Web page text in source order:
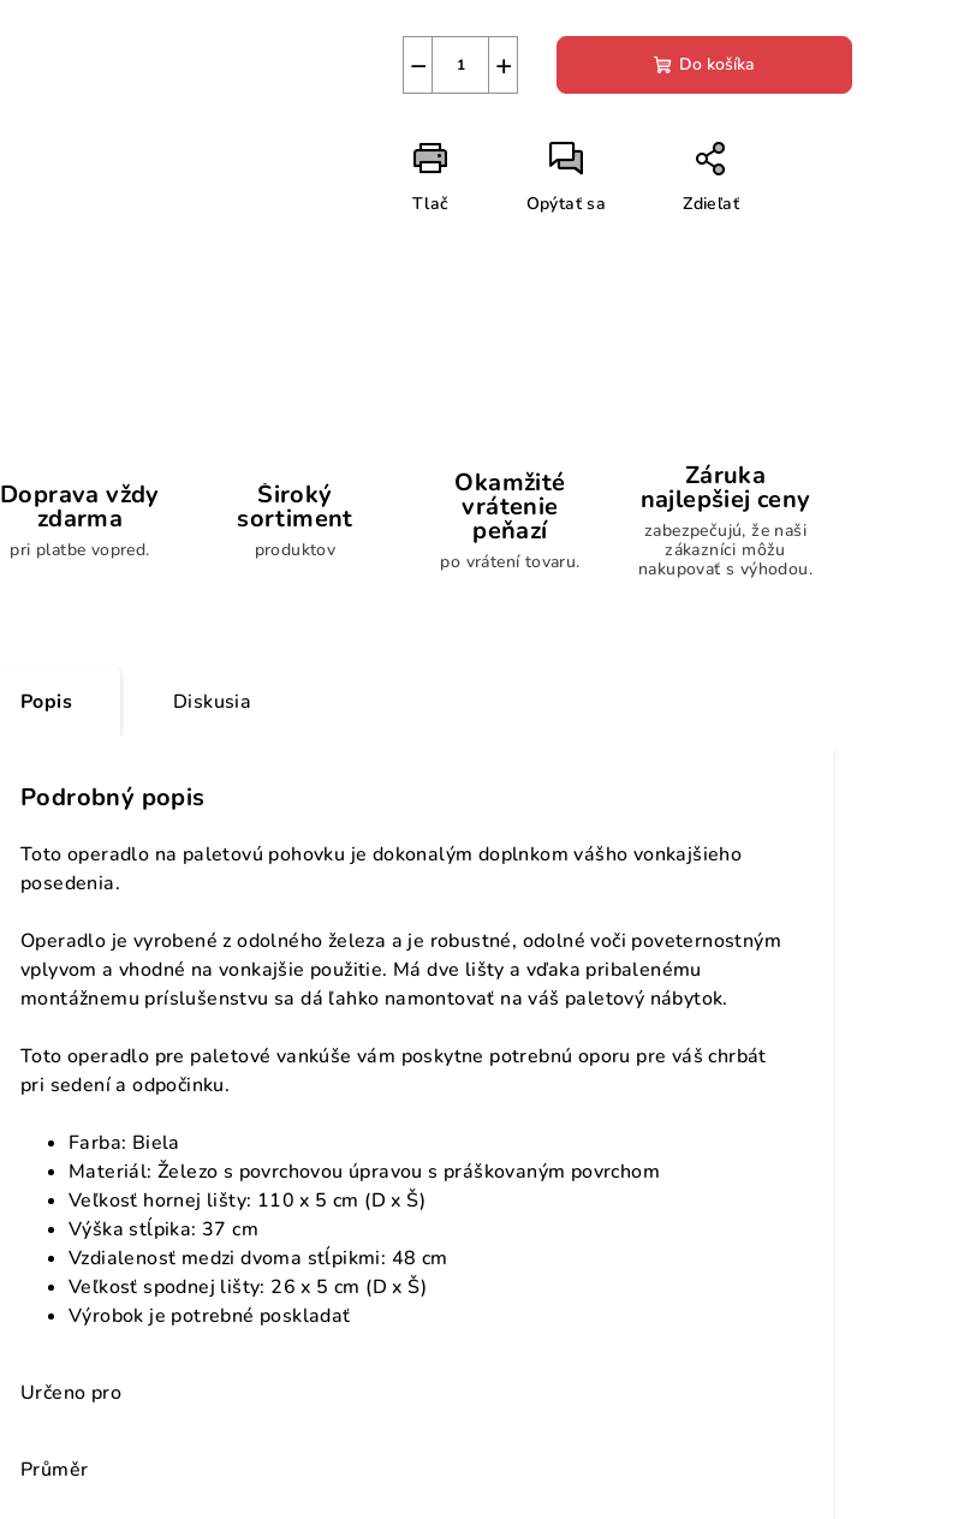
+
− Do košíka
Tlač Opýtať sa Zdieľať
Doprava vždy
zdarma
pri platbe vopred.
Široký
sortiment
produktov
Okamžité
vrátenie
peňazí
po vrátení tovaru.
Záruka
najlepšiej ceny
zabezpečujú, že naši
zákazníci môžu
nakupovať s výhodou.
Popis Diskusia
Podrobný popis
Toto operadlo na paletovú pohovku je dokonalým doplnkom vášho vonkajšieho
posedenia.
Operadlo je vyrobené z odolného železa a je robustné, odolné voči poveternostným
vplyvom a vhodné na vonkajšie použitie. Má dve lišty a vďaka pribalenému
montážnemu príslušenstvu sa dá ľahko namontovať na váš paletový nábytok.
Toto operadlo pre paletové vankúše vám poskytne potrebnú oporu pre váš chrbát
pri sedení a odpočinku.
Farba: Biela
Materiál: Železo s povrchovou úpravou s práškovaným povrchom
Veľkosť hornej lišty: 110 x 5 cm (D x Š)
Výška stĺpika: 37 cm
Vzdialenosť medzi dvoma stĺpikmi: 48 cm
Veľkosť spodnej lišty: 26 x 5 cm (D x Š)
Výrobok je potrebné poskladať
Určeno pro
Průměr